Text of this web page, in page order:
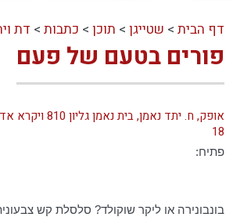
דף הבית > שטייגן > תוכן > כתבות > דת
פורים בטעם של פעם
18
פתיח:
בונבונירה או ליקר שוקולד? סלסלת קש